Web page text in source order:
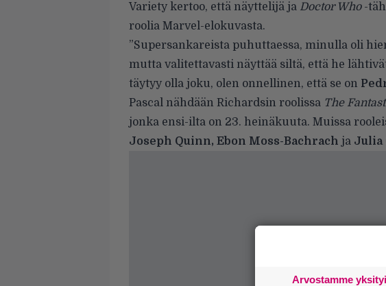
Variety kertoo, että näyttelijä ja Doctor Who-
roolia Marvel-elokuvasta.
”Supersankareista puhuttaessa, minulla oli
mutta valitettavasti näyttää siltä, että he
täytyy olla joku, olen onnellinen, että se on
Pascal nähdään Richardsin roolissa The
jonka ensi-ilta on 23. heinäkuuta. Muissa
Joseph Quinn, Ebon Moss-Bachrach ja Julia
Arvostamme